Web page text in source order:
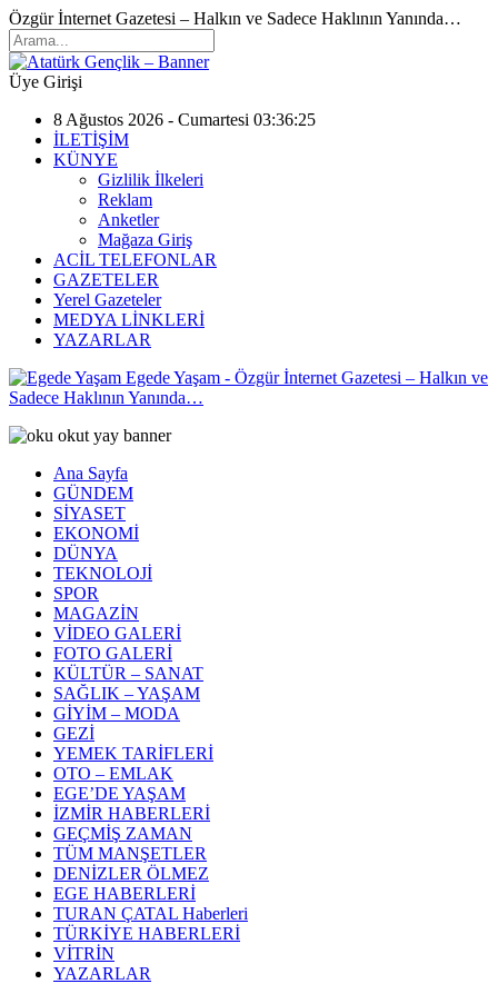
Özgür İnternet Gazetesi – Halkın ve Sadece Haklının Yanında…
Üye Girişi
8 Ağustos 2026 - Cumartesi 03:36:25
İLETİŞİM
KÜNYE
Gizlilik İlkeleri
Reklam
Anketler
Mağaza Giriş
ACİL TELEFONLAR
GAZETELER
Yerel Gazeteler
MEDYA LİNKLERİ
YAZARLAR
Egede Yaşam - Özgür İnternet Gazetesi – Halkın ve
Sadece Haklının Yanında…
Ana Sayfa
GÜNDEM
SİYASET
EKONOMİ
DÜNYA
TEKNOLOJİ
SPOR
MAGAZİN
VİDEO GALERİ
FOTO GALERİ
KÜLTÜR – SANAT
SAĞLIK – YAŞAM
GİYİM – MODA
GEZİ
YEMEK TARİFLERİ
OTO – EMLAK
EGE’DE YAŞAM
İZMİR HABERLERİ
GEÇMİŞ ZAMAN
TÜM MANŞETLER
DENİZLER ÖLMEZ
EGE HABERLERİ
TURAN ÇATAL Haberleri
TÜRKİYE HABERLERİ
VİTRİN
YAZARLAR